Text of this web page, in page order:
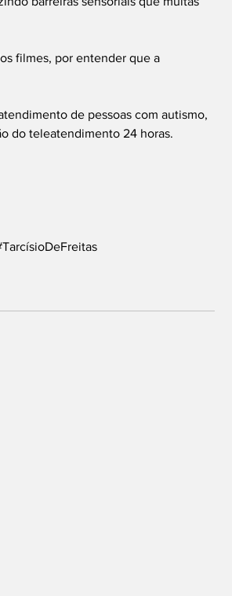
filmes, por entender que a
de pessoas com autismo,
do teleatendimento 24 horas.